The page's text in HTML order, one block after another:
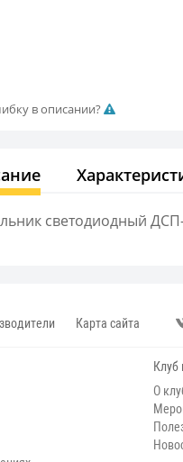
в описании?
светодиодный
Карта сайта
Клуб
О